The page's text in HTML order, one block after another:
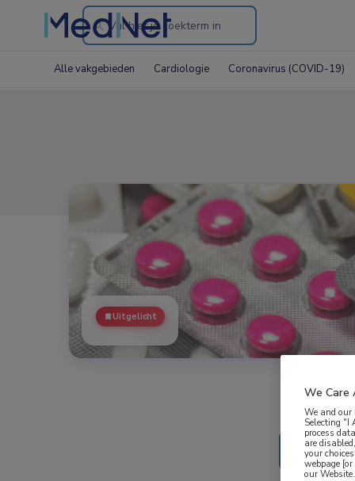
Search
the
Alle vakgebieden Cardiologie Coronavirus (COVID-19)
Uitgelicht
We Care
We and our
Selecting "I
process
are
your
webpage
our